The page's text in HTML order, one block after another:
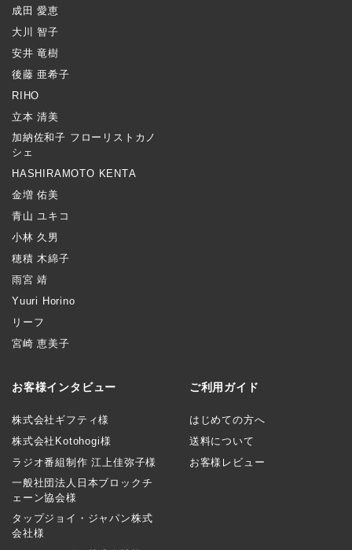
成田 愛恵
大川 智子
安井 竜樹
後藤 亜希子
RIHO
立本 清美
加納佐和子 フローリストカノ
シェ
HASHIRAMOTO KENTA
金増 佑美
青山 ユキコ
小林 久男
穂積 木綿子
雨宮 靖
Yuuri Horino
リーフ
宮崎 恵美子
お客様インタビュー
株式会社ギフティ様
株式会社Kotohogi様
ラジオ番組制作 江上佳弥子様
一般社団法人日本ブロックチ
ェーン協会様
タップジョイ・ジャパン株式
会社様
ご利用ガイド
はじめての方へ
送料について
お客様レビュー